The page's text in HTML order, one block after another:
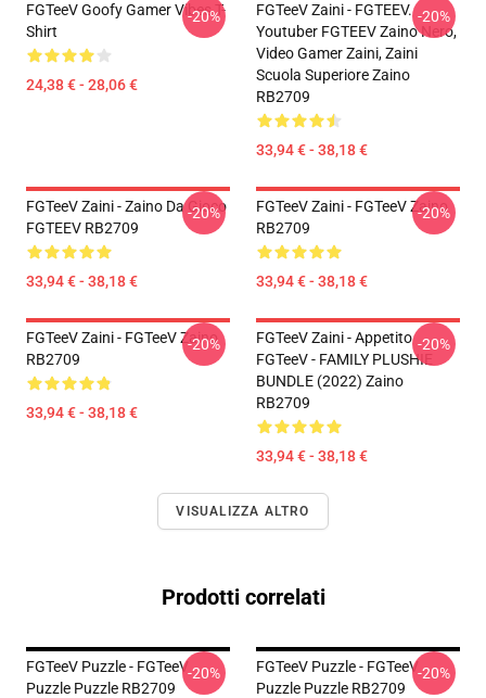
FGTeeV Goofy Gamer Vibes T-
Shirt
24,38 € - 28,06 €
-20%
FGTeeV Zaini - FGTEEV.
Youtuber FGTEEV Zaino Nero,
Video Gamer Zaini, Zaini
Scuola Superiore Zaino
RB2709
33,94 € - 38,18 €
-20%
FGTeeV Zaini - Zaino Da Gioco
FGTEEV RB2709
33,94 € - 38,18 €
-20%
FGTeeV Zaini - FGTeeV Zaino
RB2709
33,94 € - 38,18 €
-20%
FGTeeV Zaini - FGTeeV Zaino
RB2709
33,94 € - 38,18 €
-20%
FGTeeV Zaini - Appetito
FGTeeV - FAMILY PLUSHIE
BUNDLE (2022) Zaino
RB2709
33,94 € - 38,18 €
-20%
VISUALIZZA ALTRO
Prodotti correlati
FGTeeV Puzzle - FGTeeV
Puzzle Puzzle RB2709
-20%
FGTeeV Puzzle - FGTeeV
Puzzle Puzzle RB2709
-20%